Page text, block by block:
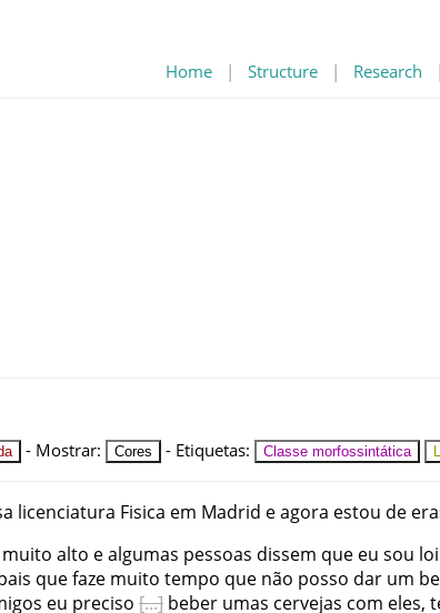
Home | Structure | Research
- Mostrar: Cores - Etiquetas: Classe morfossintática
licenciatura Fisica em Madrid eagora estou de
muito alto ealgumas pessoas dissem que eu sou
quefaze muito tempo que não posso dar um
eu preciso beber umas cervejas com eles,